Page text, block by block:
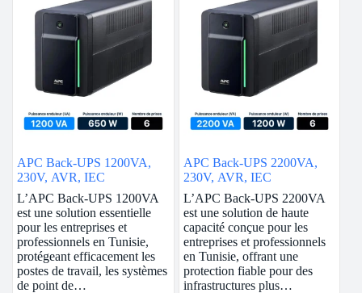
APC Back-UPS 1200VA,
230V, AVR, IEC
L’APC Back-UPS 1200VA
est une solution essentielle
pour les entreprises et
professionnels en Tunisie,
protégeant efficacement les
postes de travail, les systèmes
de point de…
APC Back-UPS 2200VA,
230V, AVR, IEC
L’APC Back-UPS 2200VA
est une solution de haute
capacité conçue pour les
entreprises et professionnels
en Tunisie, offrant une
protection fiable pour des
infrastructures plus…